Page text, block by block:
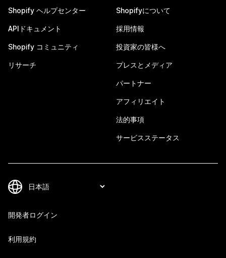
Shopify ヘルプセンター
APIドキュメント
Shopify コミュニティ
リサーチ
Shopifyについて
採用情報
投資家の皆様へ
プレスとメディア
パートナー
アフィリエイト
法的事項
サービスステータス
開発者ログイン
利用規約